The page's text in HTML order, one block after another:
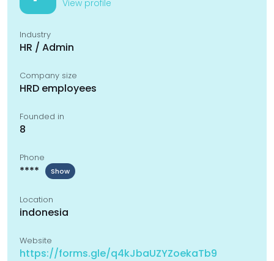
View profile
Industry
HR / Admin
Company size
HRD employees
Founded in
8
Phone
**** Show
Location
indonesia
Website
https://forms.gle/q4kJbaUZYZoekaTb9